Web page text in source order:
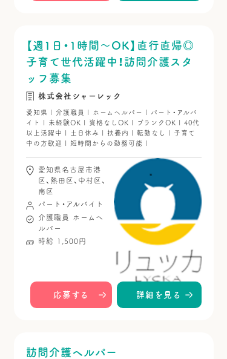
【週1日・1時間～OK】直行直帰◎
子育て世代活躍中！訪問介護スタ
ッフ募集
株式会社シャーレック
愛知県 | 介護職員 | ホームヘルパー | パート・アルバ
イト | 未経験OK | 資格なしOK | ブランクOK | 40代
以上活躍中 | 土日休み | 扶養内 | 転勤なし | 子育て
中の方歓迎 | 短時間からの勤務可能 |
愛知県名古屋市港
区、熱田区、中村区、
南区
パート・アルバイト
介護職員
ホームヘ
ルパー
時給 1,500円
応募する 詳細を見る
訪問介護ヘルパー